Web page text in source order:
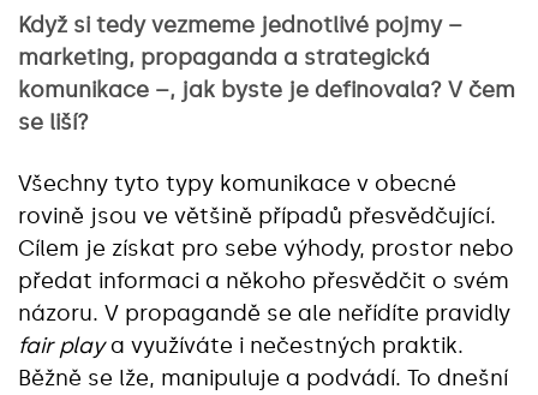
Když si tedy vezmeme jednotlivé pojmy –
marketing, propaganda a strategická
komunikace –, jak byste je definovala? V čem
se liší?
Všechny tyto typy komunikace v obecné
rovině jsou ve většině případů přesvědčující.
Cílem je získat pro sebe výhody, prostor nebo
předat informaci a někoho přesvědčit o svém
názoru. V propagandě se ale neřídíte pravidly
fair playa využíváte i nečestných praktik.
Běžně se lže, manipuluje a podvádí. To dnešní